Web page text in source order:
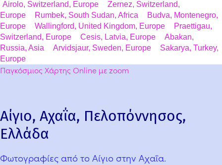
Airolo, Switzerland, Europe
Zernez, Switzerland,
Europe
Rumbek, South Sudan, Africa
Budva, Montenegro,
Europe
Wallingford, United Kingdom, Europe
Praettigau,
Switzerland, Europe
Cesis, Latvia, Europe
Abakan,
Russia, Asia
Arvidsjaur, Sweden, Europe
Sakarya, Turkey,
Europe
Παγκόσμιος Χάρτης Online με zoom
Αίγιο, Αχαΐα, Πελοπόννησος,
Ελλάδα
Φωτογραφίες από το Αίγιο στην Αχαΐα.